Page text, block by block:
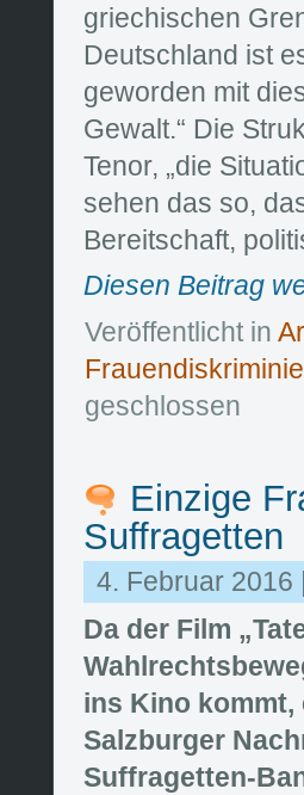
griechischen
Deutschland ist
geworden mit
Gewalt.“ Die
Tenor, „die
sehen das so,
Bereitschaft,
Diesen Beitrag
Veröffentlicht in
geschlossen
Einzige
Suffragetten
4. Februar 2016
Da der Film
ins Kino kommt,
Salzburger
Suffragetten-